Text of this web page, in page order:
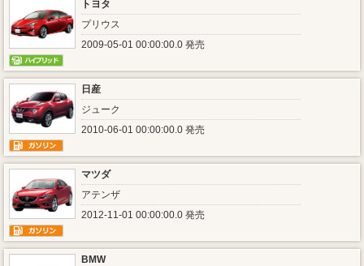
トヨタ
プリウス
2009-05-01 00:00:00.0 発売
日産
ジューク
2010-06-01 00:00:00.0 発売
マツダ
アテンザ
2012-11-01 00:00:00.0 発売
BMW